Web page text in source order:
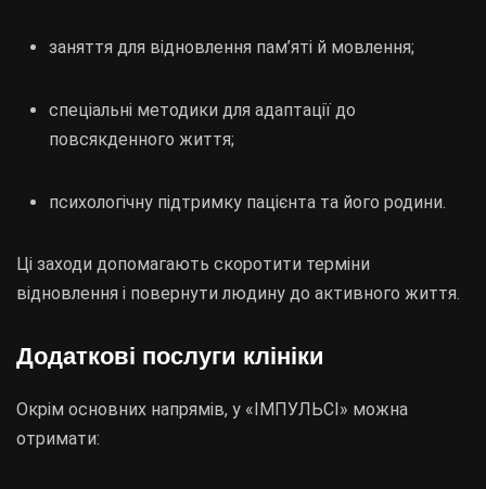
заняття для відновлення пам’яті й мовлення;
спеціальні методики для адаптації до
повсякденного життя;
психологічну підтримку пацієнта та його родини.
Ці заходи допомагають скоротити терміни
відновлення і повернути людину до активного життя.
Додаткові послуги клініки
Окрім основних напрямів, у «ІМПУЛЬСІ» можна
отримати: